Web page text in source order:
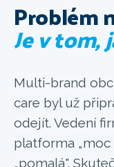
Problém
Je v tom,
Multi-brand
care byl už
odejít. Vedení
platforma „moc
„pomalá".